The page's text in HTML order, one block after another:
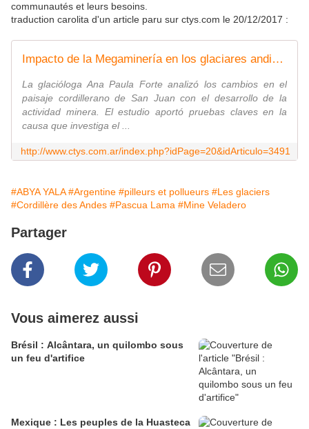
communautés et leurs besoins.
traduction carolita d'un article paru sur ctys.com le 20/12/2017 :
Impacto de la Megaminería en los glaciares andinos
La glacióloga Ana Paula Forte analizó los cambios en el
paisaje cordillerano de San Juan con el desarrollo de la
actividad minera. El estudio aportó pruebas claves en la
causa que investiga el ...
http://www.ctys.com.ar/index.php?idPage=20&idArticulo=3491
#ABYA YALA #Argentine #pilleurs et pollueurs #Les glaciers
#Cordillère des Andes #Pascua Lama #Mine Veladero
Partager
Vous aimerez aussi
Brésil : Alcântara, un quilombo sous
un feu d'artifice
Mexique : Les peuples de la Huasteca